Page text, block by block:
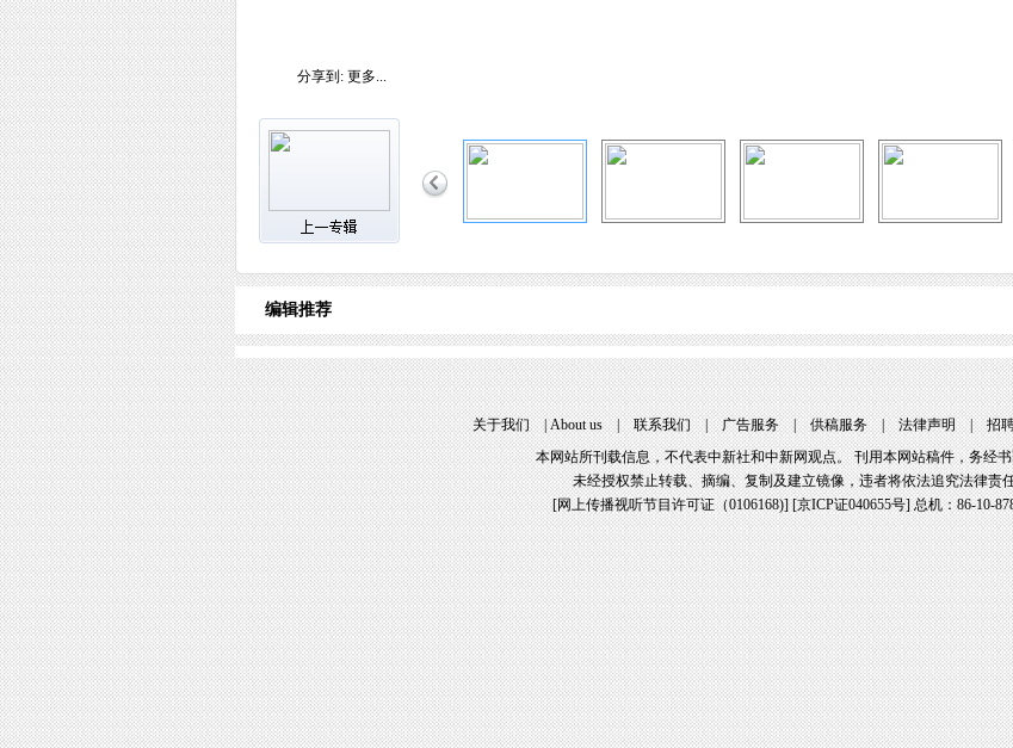
分享到: 更多...
编辑推荐
关于我们|About us|联系我们|广告服务|供稿服务|法律声明|招
本网站所刊载信息，不代表中新社和中新网观点。 刊用本网站稿件，务经
未经授权禁止转载、摘编、复制及建立镜像，违者将依法追究法律责
[网上传播视听节目许可证（0106168)] [京ICP证040655号] 总机：86-10-